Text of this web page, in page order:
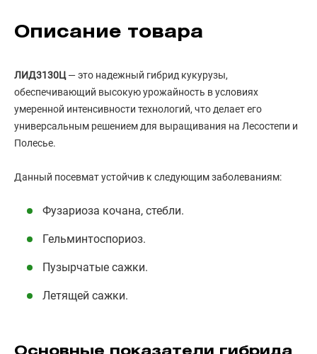
Описание товара
ЛИД3130Ц— это надежный гибрид кукурузы,
обеспечивающий высокую урожайность в условиях
умеренной интенсивности технологий, что делает его
универсальным решением для выращивания на Лесостепи и
Полесье.
Данный посевмат устойчив к следующим заболеваниям:
Фузариоза кочана, стебли.
Гельминтоспориоз.
Пузырчатые сажки.
Летящей сажки.